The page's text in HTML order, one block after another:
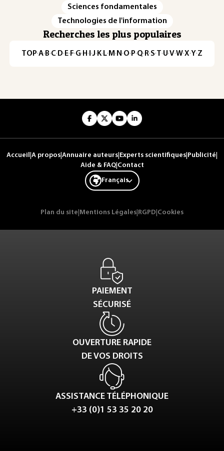
Sciences fondamentales
Technologies de l'information
Recherches les plus populaires
TOP·A·B·C· D· E· F·G· H · ·J· K· L· M · N ·O· P·Q· R·S·T·U·V·W·X·Y·Z
Accueil A propos Annuaire auteurs Experts scientifiques Publicité
Aide & FAQ| Contact
Français
Plan du site Mentions Légales RGPD Cookies
PAIEMENT
SÉCURISÉ
OUVERTURE RAPIDE
DE VOS DROITS
ASSISTANCE TÉLÉPHONIQUE
+33 (0)1 53 35 20 20